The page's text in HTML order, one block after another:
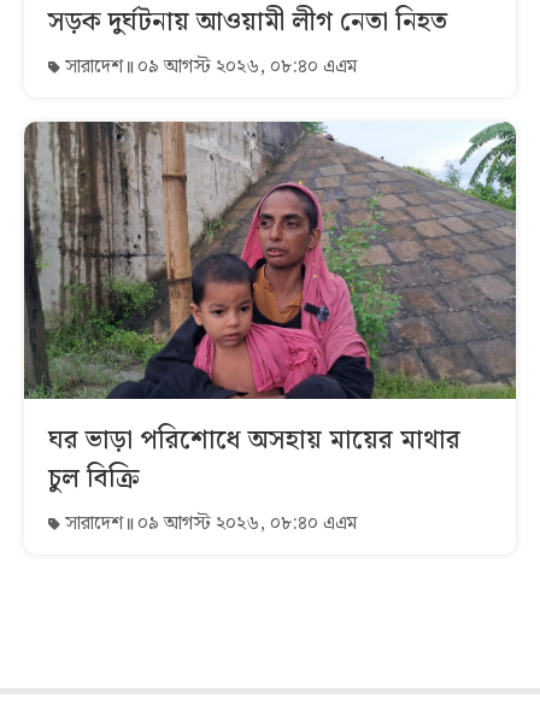
সড়ক দুর্ঘটনায় আওয়ামী লীগ নেতা নিহত
সারাদেশ ০৯ আগস্ট ২০২৬, ০৮:৪০ এএম
ঘর ভাড়া পরিশোধে অসহায় মায়ের মাথার
চুল বিক্রি
সারাদেশ ০৯ আগস্ট ২০২৬, ০৮:৪০ এএম